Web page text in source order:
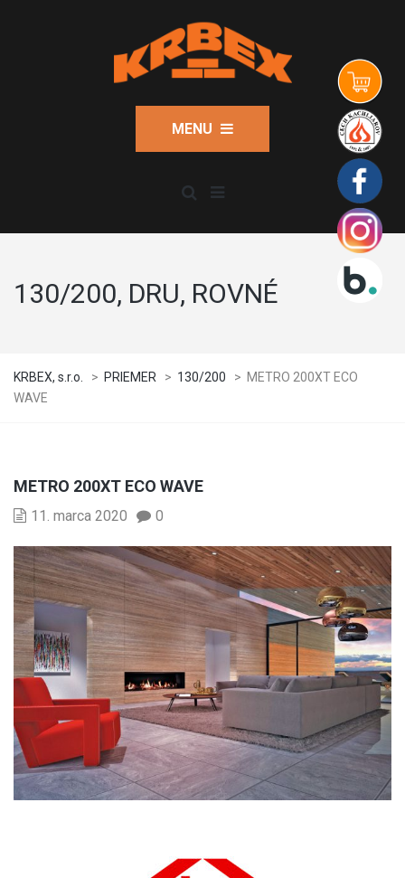
MENU
130/200, DRU, ROVNÉ
KRBEX, s.r.o. > PRIEMER > 130/200 > METRO 200XT ECO
WAVE
METRO 200XT ECO WAVE
11. marca 2020 0